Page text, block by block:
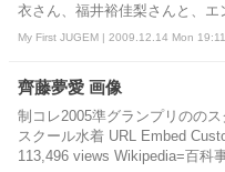
衣さん、福井裕佳梨さんと、エ
My First JUGEM | 2009.12.14 Mon 19:11
齊藤夢愛 画像
制コレ2005準グランプリのの
スクール水着 URL Embed
113,496 views Wikipedia=百科